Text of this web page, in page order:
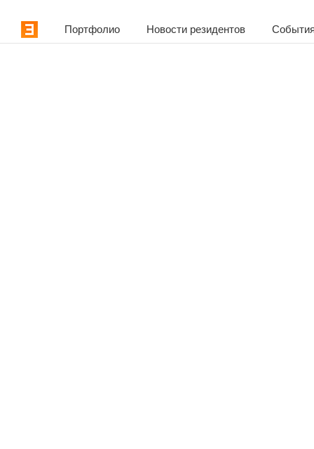
Портфолио Новости резидентов